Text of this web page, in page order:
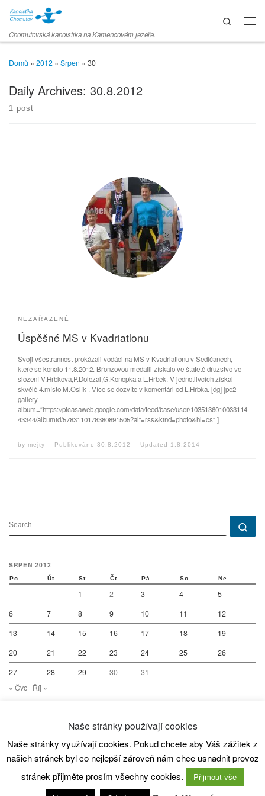
Skip to content
Chomutovská kanoistika na Kamencovém jezeře.
Search
Domů » 2012 » Srpen » 30
Daily Archives: 30.8.2012
1 post
NEZAŘAZENÉ
Úspěšné MS v Kvadriatlonu
Svoji všestrannost prokázali vodáci na MS v Kvadriatlonu v Sedlčanech,
které se konalo 11.8.2012. Bronzovou medaili získalo ve štafetě družstvo ve
složení V.Hrbková,P.Doležal,G.Konopka a L.Hrbek. V jednotlivcích získal
skvělé 4.místo M.Oslík . Více se dozvíte v komentáři od L.Hrbka. [dg] [pe2-
gallery
album=“https://picasaweb.google.com/data/feed/base/user/1035136010033114
43344/albumid/5783110178380891505?alt=rss&kind=photo&hl=cs“ ]
by mejty Publikováno 30.8.2012 Updated 1.8.2014
SEARCH
SRPEN 2012
Po Út St Čt Pá So Ne
1 2 3 4
5
6
7 8 9 10 11
12
13
14 15 16 17 18
19
20
21 22 23 24 25
26
27
28 29 30
31
« Čvc Říj »
© 2026SC80 Kanoistika – All rights reserved
Powered by – Designed with the Customizr theme
Naše stránky používají cookies
Naše stránky využívají cookies. Pokud chcete aby Váš zážitek z
našich stránek byl co nejlepší zároveň nám chce usnadnit provoz
stránek přijměte prosím všechny cookies.
Přijmout vše